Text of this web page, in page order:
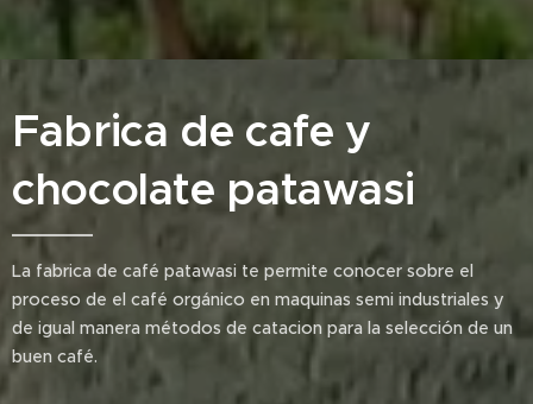
Fabrica de cafe y
chocolate patawasi
La fabrica de café patawasi te permite conocer sobre el
proceso de el café orgánico en maquinas semi industriales y
de igual manera métodos de catacion para la selección de un
buen café.